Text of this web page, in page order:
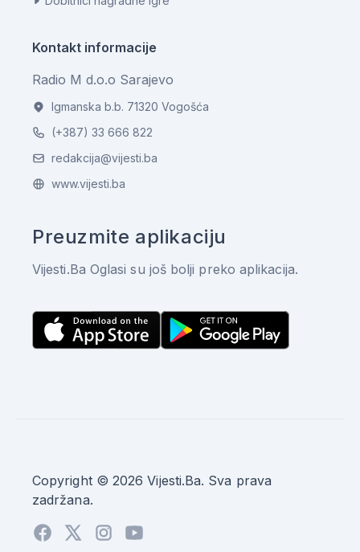
Kontakt informacije
Radio M d.o.o Sarajevo
Igmanska b.b. 71320 Vogošća
(+387) 33 666 822
redakcija@vijesti.ba
www.vijesti.ba
Preuzmite aplikaciju
Vijesti.Ba Oglasi su još bolji preko aplikacija.
Copyright © 2026 Vijesti.Ba. Sva prava
zadržana.